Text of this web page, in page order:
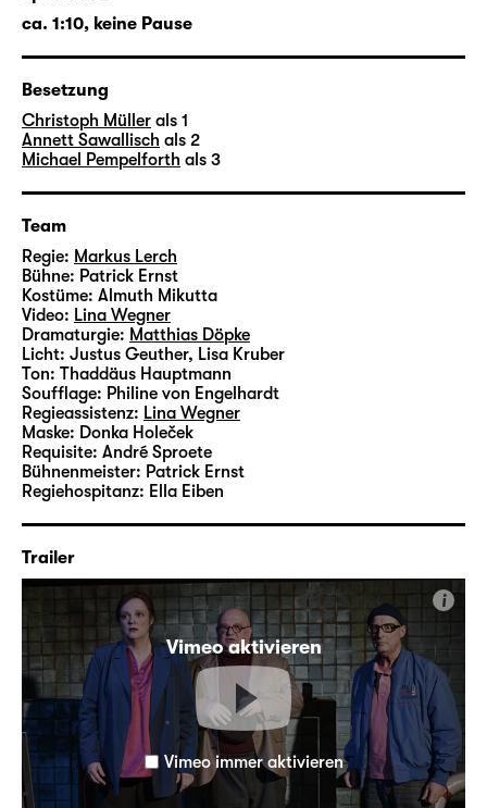
Leo Meierstudierte Theaterwissenschaft und
herren von real madrid
Heidelberger Stückemarkt sowohl mit dem
Publikumspreis als auch mit dem SWR2-
Hörspielpreis ausgezeichnet. Darüber hinaus
wurde die Leipziger Inszenierung beim
Heidelberger Stückemarkt 2023 mit dem
Nachspielpreis ausgezeichnet.
Die Inszenierung „fünf minuten stille“
entstand als Projekt für das Foyer 1 aus den
Reihen des Ensembles und der Gewerke.
Regie führtMarkus Lerch
, der seit 2013 als
Schauspieler am Schauspiel Leipzig
engagiert ist. Das Bühnenbild entwarf der
Bühnenmeister Patrick Ernst, die Kostüme
stammen von Ankleiderin Almuth Mikutta und
Zusatzhinweise zu sensiblen Inhalten in
„fünf minuten stille“ finden Siehier.
ca. 1:10, keine Pause
Besetzung
Christoph Müller als 1
Annett Sawallisch als 2
Michael Pempelforth als 3
Team
Regie: Markus Lerch
Bühne: Patrick Ernst
Kostüme: Almuth Mikutta
Video: Lina Wegner
Dramaturgie: Matthias Döpke
Licht: Justus Geuther, Lisa Kruber
Ton: Thaddäus Hauptmann
Soufflage: Philine von Engelhardt
Regieassistenz: Lina Wegner
Maske: Donka Holeček
Requisite: André Sproete
Bühnenmeister: Patrick Ernst
Regiehospitanz: Ella Eiben
Trailer
Vimeo aktivieren
i
Vimeo immer aktivieren